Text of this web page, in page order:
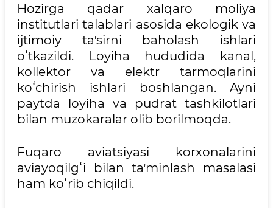
Hozirga qadar xalqaro moliya
institutlari talablari asosida ekologik va
ijtimoiy taʼsirni baholash ishlari
oʻtkazildi. Loyiha hududida kanal,
kollektor va elektr tarmoqlarini
koʻchirish ishlari boshlangan. Ayni
paytda loyiha va pudrat tashkilotlari
bilan muzokaralar olib borilmoqda.
Fuqaro aviatsiyasi korxonalarini
aviayoqilgʻi bilan taʼminlash masalasi
ham koʻrib chiqildi.